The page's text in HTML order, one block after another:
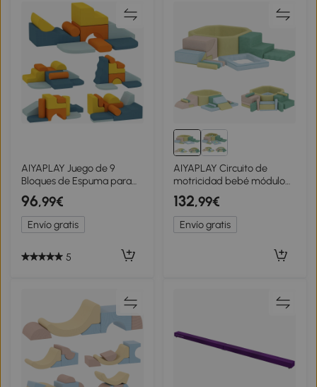
AIYAPLAY Juego de 9
Bloques de Espuma para
Niños con Fundas de
Terciopelo Lavables para
Escalar y Gatear Multicolor
96,99€
Envío gratis
5
AIYAPLAY Circuito de
motricidad bebé módulo
motricidad bebé con
piscina de bolas funda
lavable 160 x 137,5 x 30 cm
multicolor
132,99€
Envío gratis